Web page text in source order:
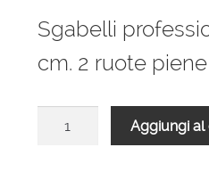
era:
Sgabelli
cm. 2 ruote
Aggiungi